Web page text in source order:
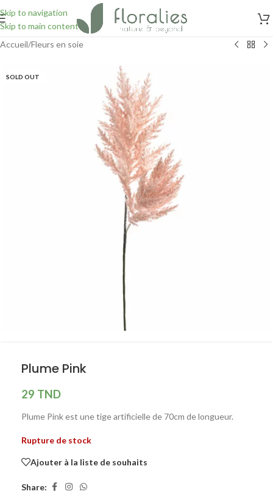
Skip to navigation
Skip to main content
Accueil/Fleurs en soie
SOLD OUT
Plume Pink
29 TND
Plume Pink est une tige artificielle de 70cm de longueur.
Rupture de stock
Ajouter à la liste de souhaits
Share: